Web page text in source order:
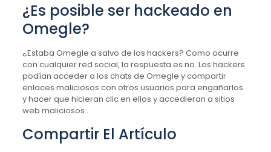
¿Es posible ser hackeado en
Omegle?
¿Estaba Omegle a salvo de los hackers? Como ocurre
con cualquier red social, la respuesta es no. Los hackers
podían acceder a los chats de Omegle y compartir
enlaces maliciosos con otros usuarios para engañarlos
y hacer que hicieran clic en ellos y accedieran a sitios
web maliciosos .
Compartir El Artículo